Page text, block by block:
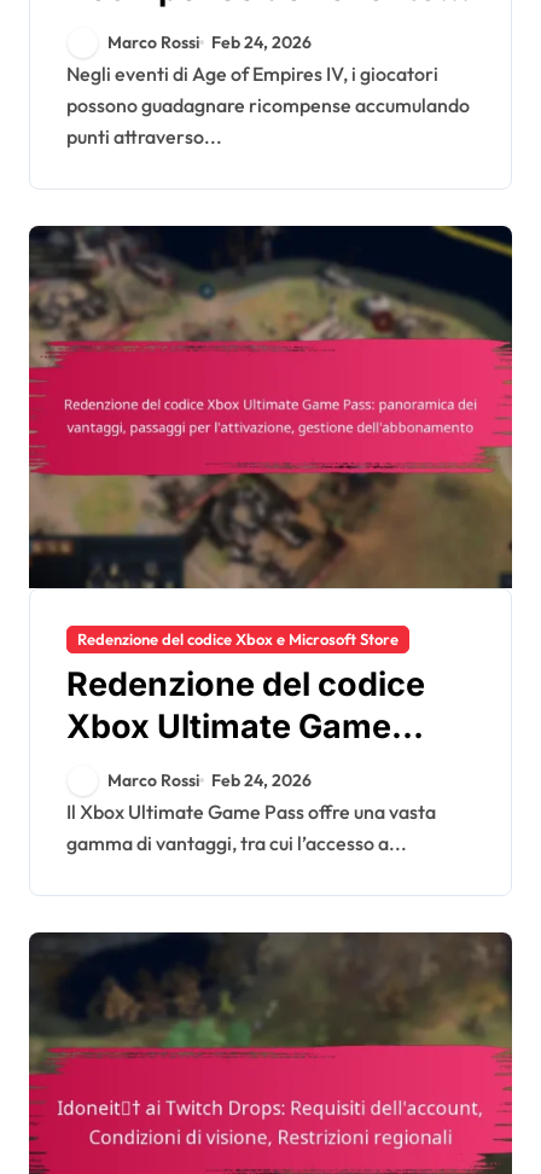
Age Of Empires IV:
sistemi di punti, livelli di
ricompensa, durata
dell’evento
Marco Rossi Feb 24, 2026
Negli eventi di Age of Empires IV, i giocatori
possono guadagnare ricompense accumulando
punti attraverso...
Redenzione del codice Xbox e Microsoft Store
Redenzione del codice
Xbox Ultimate Game
Pass: panoramica dei
vantaggi, passaggi per
l’attivazione, gestione
dell’abbonamento
Marco Rossi Feb 24, 2026
Il Xbox Ultimate Game Pass offre una vasta
gamma di vantaggi, tra cui l’accesso a...